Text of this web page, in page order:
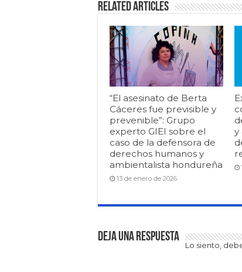
Related Articles
“El asesinato de Berta
Cáceres fue previsible y
prevenible”: Grupo
experto GIEI sobre el
caso de la defensora de
derechos humanos y
ambientalista hondureña
13 de enero de 2026
y
Deja una respuesta
Lo siento,